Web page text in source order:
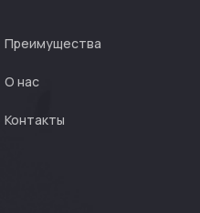
Преимущества
О нас
Контакты